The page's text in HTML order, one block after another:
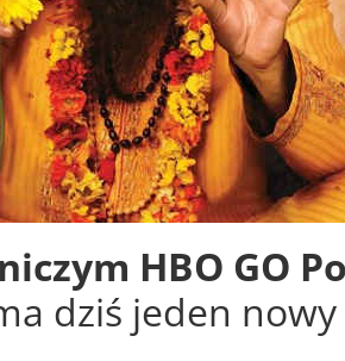
HBO GO
dziś jeden nowy